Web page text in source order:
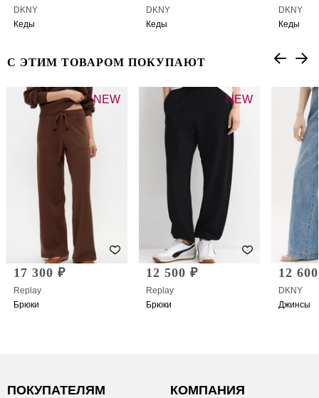
DKNY
Кеды
DKNY
Кеды
DKNY
Кеды
С ЭТИМ ТОВАРОМ ПОКУПАЮТ
NEW
17 300 ₽
Replay
Брюки
NEW
12 500 ₽
Replay
Брюки
12
DKNY
Джинсы
ПОКУПАТЕЛЯМ КОМПАНИЯ